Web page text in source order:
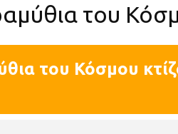
του
του Κόσμου